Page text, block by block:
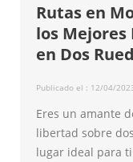
Rutas en
los Mejores
en Dos
Publicado el : 12/04/
Eres un amante
libertad sobre
lugar ideal para